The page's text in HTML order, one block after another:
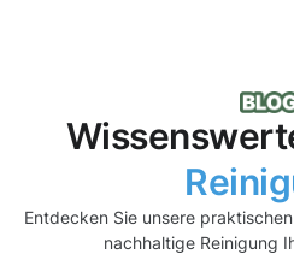
Entdecken Sie unsere
nachhaltige Reinigung